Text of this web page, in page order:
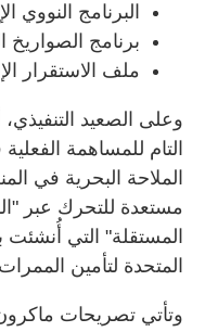
البرنامج النووي
برنامج الصواريخ
ملف الاستقرار
وعلى الصعيد
التام للمساهمة
الملاحة البحرية في
مستعدة للتحرك عبر
المستقلة" التي أُنشئت
المتحدة لتأمين
وتأتي تصريحات